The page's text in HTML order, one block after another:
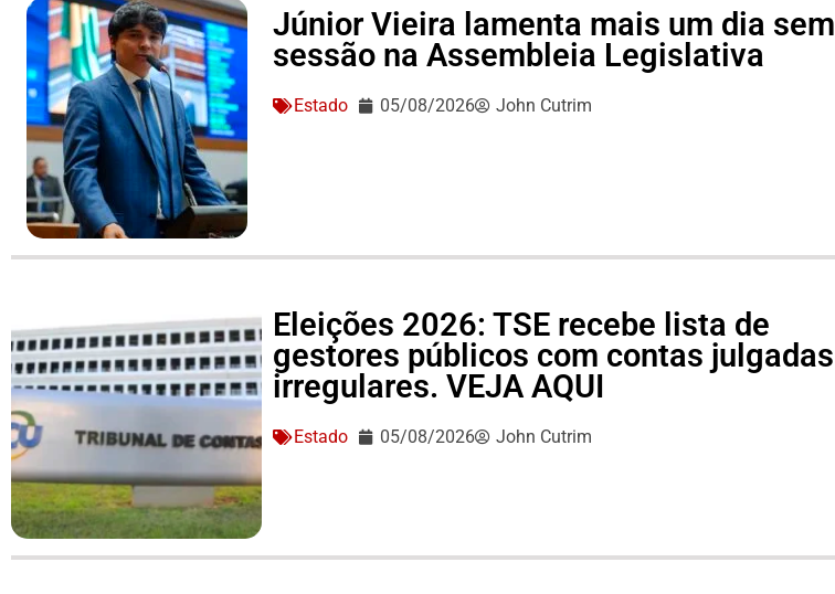
Júnior Vieira lamenta mais um dia sem
sessão na Assembleia Legislativa
Estado 05/08/2026 John Cutrim
Eleições 2026: TSE recebe lista de
gestores públicos com contas julgadas
irregulares. VEJA AQUI
Estado 05/08/2026 John Cutrim